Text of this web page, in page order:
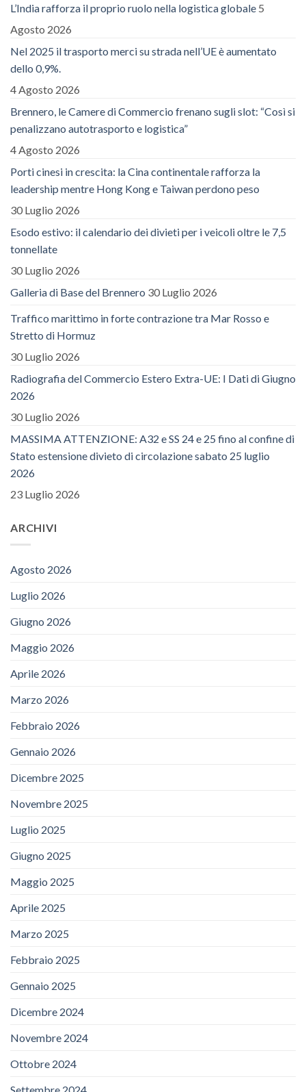
L’India rafforza il proprio ruolo nella logistica globale 5
Agosto 2026
Nel 2025 il trasporto merci su strada nell’UE è aumentato
dello 0,9%.
4 Agosto 2026
Brennero, le Camere di Commercio frenano sugli slot: “Così si
penalizzano autotrasporto e logistica”
4 Agosto 2026
Porti cinesi in crescita: la Cina continentale rafforza la
leadership mentre Hong Kong e Taiwan perdono peso
30 Luglio 2026
Esodo estivo: il calendario dei divieti per i veicoli oltre le 7,5
tonnellate
30 Luglio 2026
Galleria di Base del Brennero 30 Luglio 2026
Traffico marittimo in forte contrazione tra Mar Rosso e
Stretto di Hormuz
30 Luglio 2026
Radiografia del Commercio Estero Extra-UE: I Dati di Giugno
2026
30 Luglio 2026
MASSIMA ATTENZIONE: A32 e SS 24 e 25 fino al confine di
Stato estensione divieto di circolazione sabato 25 luglio
2026
23 Luglio 2026
ARCHIVI
Agosto 2026
Luglio 2026
Giugno 2026
Maggio 2026
Aprile 2026
Marzo 2026
Febbraio 2026
Gennaio 2026
Dicembre 2025
Novembre 2025
Luglio 2025
Giugno 2025
Maggio 2025
Aprile 2025
Marzo 2025
Febbraio 2025
Gennaio 2025
Dicembre 2024
Novembre 2024
Ottobre 2024
Settembre 2024